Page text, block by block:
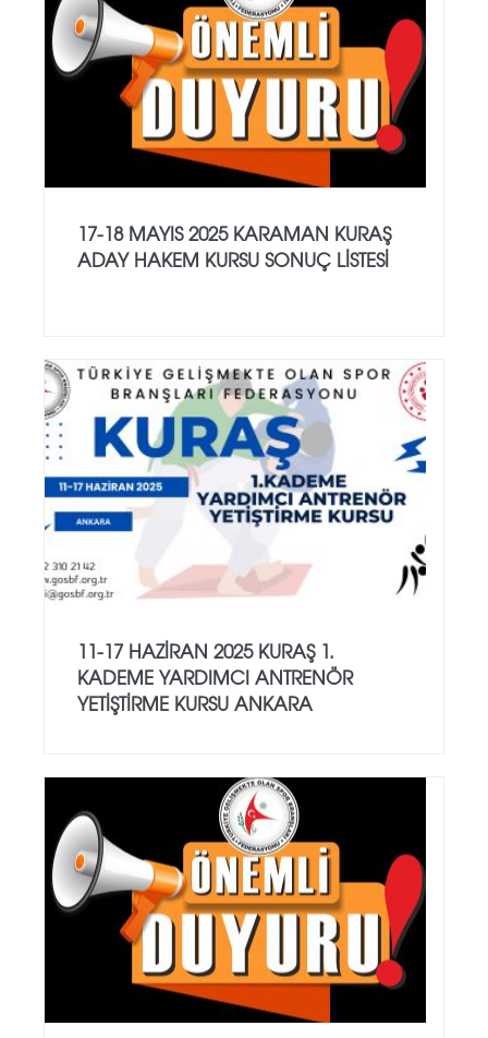
17-18 MAYIS 2025 KARAMAN KURAŞ
ADAY HAKEM KURSU SONUÇ LİSTESİ
11-17 HAZİRAN 2025 KURAŞ 1.
KADEME YARDIMCI ANTRENÖR
YETİŞTİRME KURSU ANKARA